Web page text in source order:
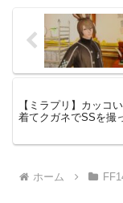
【ミラプリ】カッコ
着てクガネでSSを撮
ホーム